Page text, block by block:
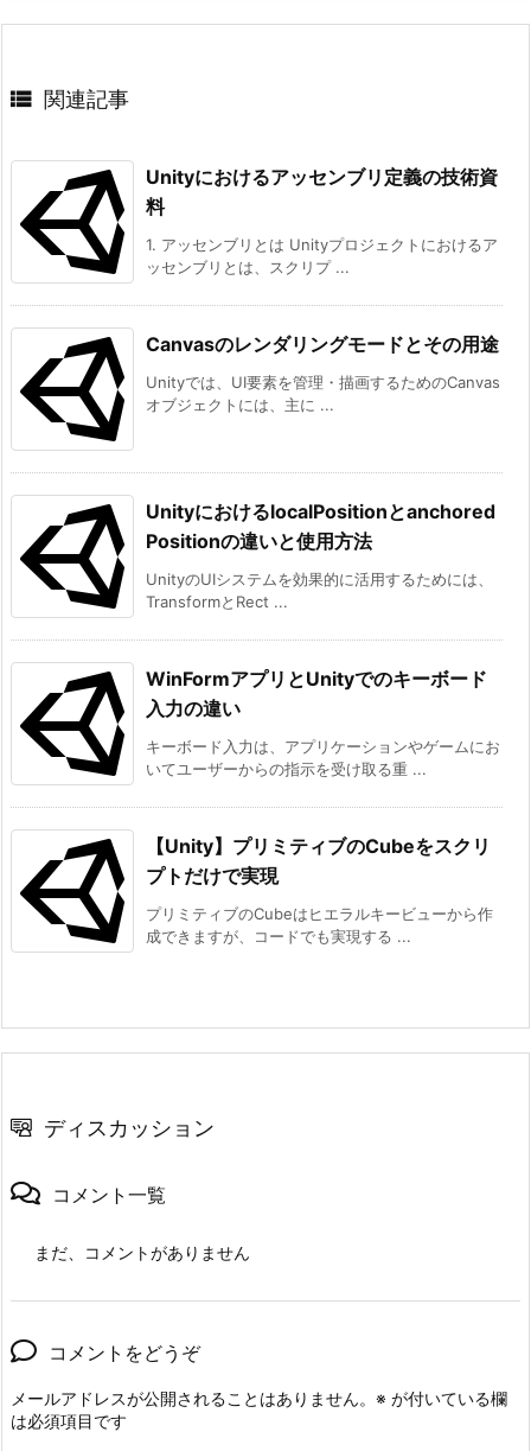
 関連記事
Unityにおけるアッセンブリ定義の技術資
料
1. アッセンブリとは Unityプロジェクトにおけるア
ッセンブリとは、スクリプ ...
Canvasのレンダリングモードとその用途
Unityでは、UI要素を管理・描画するためのCanvas
オブジェクトには、主に ...
UnityにおけるlocalPositionとanchored
Positionの違いと使用方法
UnityのUIシステムを効果的に活用するためには、
TransformとRect ...
WinFormアプリとUnityでのキーボード
入力の違い
キーボード入力は、アプリケーションやゲームにお
いてユーザーからの指示を受け取る重 ...
【Unity】プリミティブのCubeをスクリ
プトだけで実現
プリミティブのCubeはヒエラルキービューから作
成できますが、コードでも実現する ...
ディスカッション
コメント一覧
まだ、コメントがありません
コメントをどうぞ
メールアドレスが公開されることはありません。 ※ が付いている欄
は必須項目です